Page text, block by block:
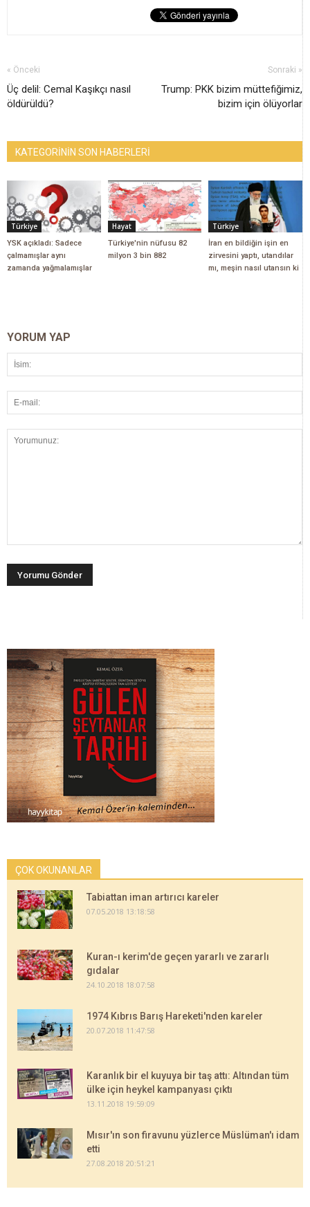
« Önceki
Üç delil: Cemal Kaşıkçı nasıl
öldürüldü?
Sonraki »
Trump: PKK bizim müttefiğimiz,
bizim için ölüyorlar
KATEGORİNİN SON HABERLERİ
Türkiye
YSK açıkladı: Sadece
çalmamışlar aynı
zamanda yağmalamışlar
Hayat
Türkiye'nin nüfusu 82
milyon 3 bin 882
Türkiye
İran en bildiğin işin en
zirvesini yaptı, utandılar
mı, meşin nasıl utansın ki
YORUM YAP
ÇOK OKUNANLAR
Tabiattan iman artırıcı kareler
07.05.2018 13:18:58
Kuran-ı kerim'de geçen yararlı ve zararlı
gıdalar
24.10.2018 18:07:58
1974 Kıbrıs Barış Hareketi'nden kareler
20.07.2018 11:47:58
Karanlık bir el kuyuya bir taş attı: Altından tüm
ülke için heykel kampanyası çıktı
13.11.2018 19:59:09
Mısır'ın son firavunu yüzlerce Müslüman'ı idam
etti
27.08.2018 20:51:21